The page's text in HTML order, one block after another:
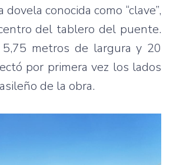
conocida como “clave”,
del tablero del puente.
5,75 metros de largura y 20
por primera vez los lados
de la obra.